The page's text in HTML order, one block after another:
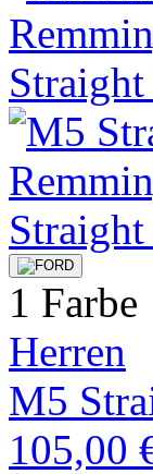
1 Farbe
Herren
M5
105,00